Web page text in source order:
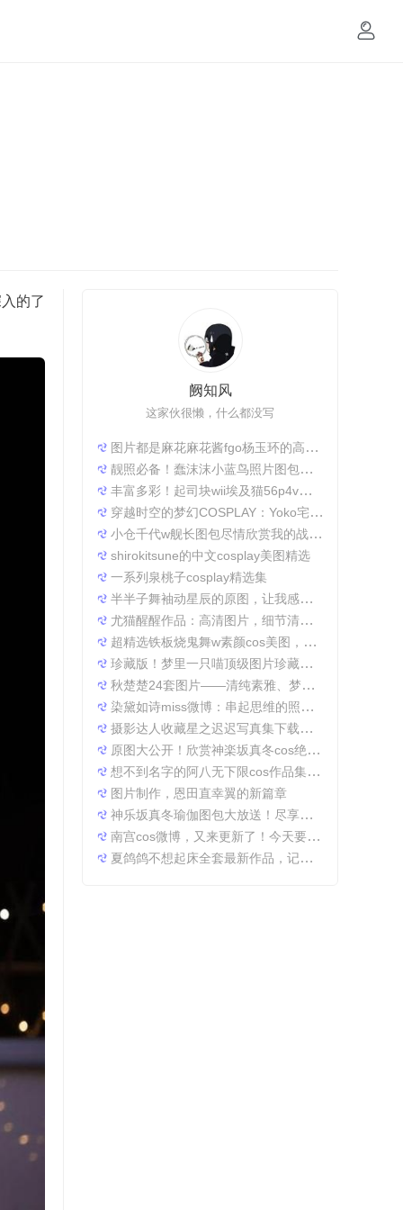
的了
阙知风
这家伙很懒，什么都没写
图片都是麻花麻花酱fgo杨玉环的高清照片，太好看了
靓照必备！蠢沫沫小蓝鸟照片图包合集
丰富多彩！起司块wii埃及猫56p4v照片精选大集合
穿越时空的梦幻COSPLAY：Yoko宅夏电子档图包
小仓千代w舰长图包尽情欣赏我的战场作品集
shirokitsune的中文cosplay美图精选
一系列泉桃子cosplay精选集
半半子舞袖动星辰的原图，让我感受到了摄影的魅力
尤猫醒醒作品：高清图片，细节清晰展现真实美。
超精选铁板烧鬼舞w素颜cos美图，一定不会让你失望
珍藏版！梦里一只喵顶级图片珍藏套装。
秋楚楚24套图片——清纯素雅、梦幻唯美，成就一张张经典美图。
染黛如诗miss微博：串起思维的照片收集
摄影达人收藏星之迟迟写真集下载，原图分享带来无限想象空间。
原图大公开！欣赏神楽坂真冬cos绝対服従的高清细节
想不到名字的阿八无下限cos作品集锦，带你领略不一般的角色扮演魅力
图片制作，恩田直幸翼的新篇章
神乐坂真冬瑜伽图包大放送！尽享原图精粹
南宫cos微博，又来更新了！今天要分享一些特别的东西哦。
夏鸽鸽不想起床全套最新作品，记录最美时光。